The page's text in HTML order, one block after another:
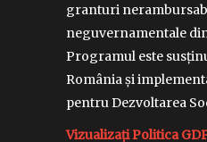
granturi
neguvernamentale
Programul este
România și
pentru Dezvoltarea
Vizualizați Politica